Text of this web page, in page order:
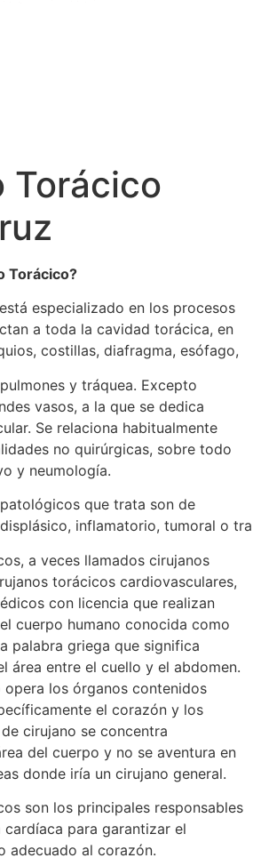
Torácico
Torácico?
especializado en los procesos
a toda la cavidad torácica, en
costillas, diafragma, esófago,
y tráquea. Excepto
vasos, a la que se dedica
Se relaciona habitualmente
no quirúrgicas, sobre todo
y neumología.
que trata son de
inflamatorio, tumoral o
a veces llamados cirujanos
torácicos cardiovasculares,
con licencia que realizan
cuerpo humano conocida como
palabra griega que significa
área entre el cuello y el abdomen.
los órganos contenidos
el corazón y los
cirujano se concentra
del cuerpo y no se aventura en
donde iría un cirujano general.
son los principales responsables
para garantizar el
adecuado al corazón.